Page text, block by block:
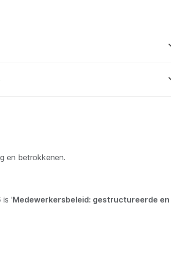
en betrokkenen.
is 'Medewerkersbeleid: gestructureerde en